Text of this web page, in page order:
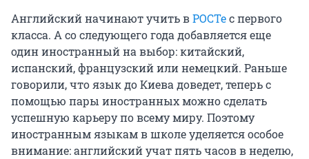
Английский начинают учить вРОСТес первого
класса. А со следующего года добавляется еще
один иностранный на выбор: китайский,
испанский, французский или немецкий. Раньше
говорили, что язык до Киева доведет, теперь с
помощью пары иностранных можно сделать
успешную карьеру по всему миру. Поэтому
иностранным языкам в школе уделяется особое
внимание: английский учат пять часов в неделю,